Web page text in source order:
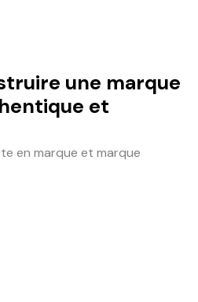
une marque
et
en marque et marque